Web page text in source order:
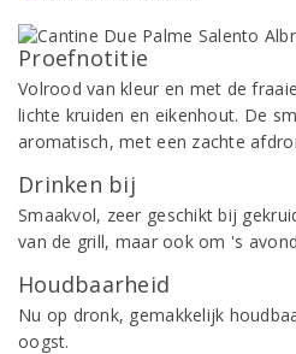
Proefnotitie
Volrood van kleur en met de
lichte kruiden en eikenhout. De
aromatisch, met een zachte
Drinken bij
Smaakvol, zeer geschikt bij
van de grill, maar ook om 's
Houdbaarheid
Nu op dronk, gemakkelijk
oogst.